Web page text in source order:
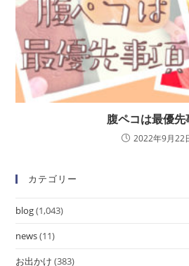
腹ペコは最優先
2022年9月22
カテゴリー
blog(1,043)
news(11)
お出かけ (383)